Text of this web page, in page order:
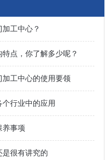
工中心？
点，你了解多少呢？
工中心的使用要领
行业中的应用
养事项
很有讲究的